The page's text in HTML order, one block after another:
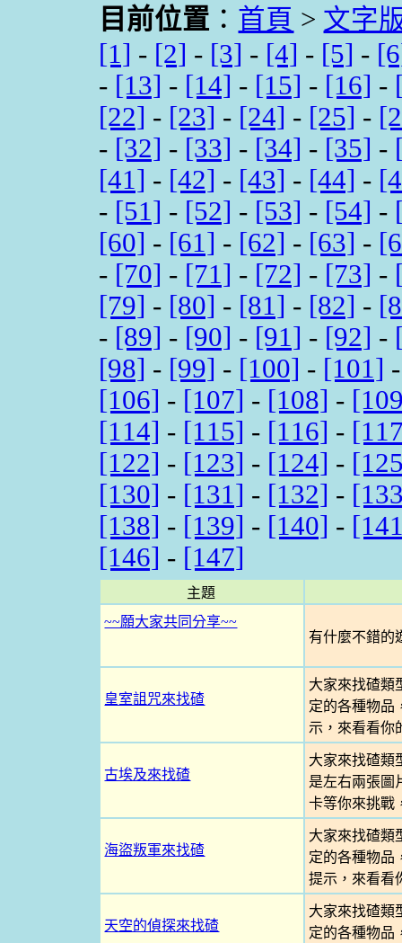
目前位置 ： 首頁 > 文字
[1] - [2] - [3] - [4] - [5] -
- [13] - [14] - [15] - [16] -
[22] - [23] - [24] - [25] -
- [32] - [33] - [34] - [35] -
[41] - [42] - [43] - [44] -
- [51] - [52] - [53] - [54] -
[60] - [61] - [62] - [63] -
- [70] - [71] - [72] - [73] -
[79] - [80] - [81] - [82] -
- [89] - [90] - [91] - [92] -
[98] - [99] - [100] - [101]
[106] - [107] - [108] -
[114] - [115] - [116] -
[122] - [123] - [124] -
[130] - [131] - [132] -
[138] - [139] - [140] -
[146] - [147]
主題
~~願大家共同分享~~
有什麼不錯的
皇室詛咒來找碴
大家來找碴類
定的各種物品
示，來看看你
古埃及來找碴
大家來找碴類
是左右兩張圖
卡等你來挑戰
海盜叛軍來找碴
大家來找碴類
定的各種物品
提示，來看看
天空的偵探來找碴
大家來找碴類
定的各種物品